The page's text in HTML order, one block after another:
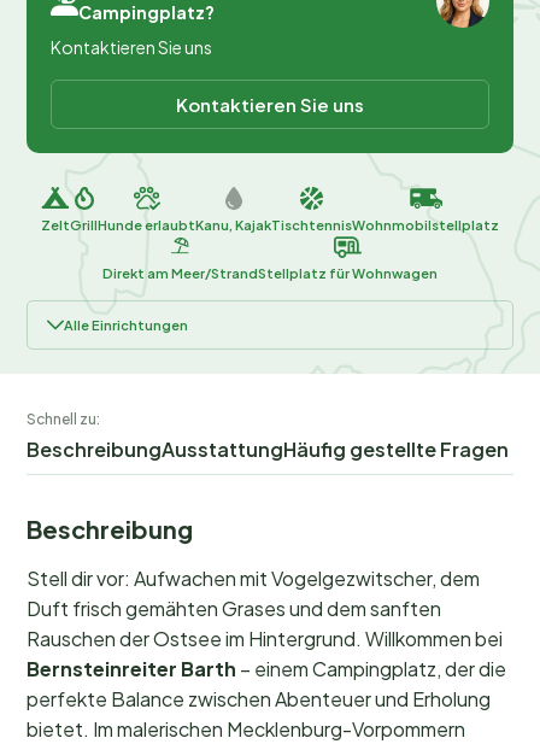
Campingplatz?
Kontaktieren Sie uns
Kontaktieren Sie uns
ZeltGrillHunde erlaubtKanu, KajakTischtennisWohnmobilstellplatz
Direkt am Meer/StrandStellplatz für Wohnwagen
Alle Einrichtungen
Schnell zu:
BeschreibungAusstattungHäufig gestellte Fragen
Beschreibung
Stell dir vor: Aufwachen mit Vogelgezwitscher, dem
Duft frisch gemähten Grases und dem sanften
Rauschen der Ostsee im Hintergrund. Willkommen bei
Bernsteinreiter Barth – einem Campingplatz, der die
perfekte Balance zwischen Abenteuer und Erholung
bietet. Im malerischen Mecklenburg-Vorpommern